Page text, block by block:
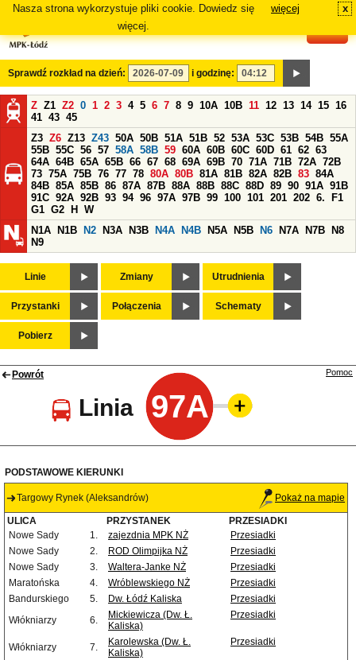
Nasza strona wykorzystuje pliki cookie. Dowiedz się
więcej.
więcej x
Sprawdź rozkład na dzień: i godzinę:
Z Z1 Z2 0 1 2 3 4 5 6 7 8 9 10A 10B 11 12 13 14 15 16
41 43 45
Z3 Z6 Z13 Z43 50A 50B 51A 51B 52 53A 53C 53B 54B 55A
55B 55C 56 57 58A 58B 59 60A 60B 60C 60D 61 62 63
64A 64B 65A 65B 66 67 68 69A 69B 70 71A 71B 72A 72B
73 75A 75B 76 77 78 80A 80B 81A 81B 82A 82B 83 84A
84B 85A 85B 86 87A 87B 88A 88B 88C 88D 89 90 91A 91B
91C 92A 92B 93 94 96 97A 97B 99 100 101 201 202 6.
F1
G1 G2 H
W
N1A
N1B N2 N3A N3B N4A N4B N5A N5B N6 N7A N7B
N8
N9
Linie Zmiany Utrudnienia
Przystanki Połączenia Schematy
Pobierz
Powrót
Linia 97A
Pomoc
PODSTAWOWE KIERUNKI
Targowy Rynek (Aleksandrów) Pokaż na mapie
ULICA PRZYSTANEK
PRZESIADKI
Nowe Sady
1. zajezdnia MPK NŻ
Przesiadki
Nowe Sady
2. ROD Olimpijka NŻ
Przesiadki
Nowe Sady
3. Waltera-Janke NŻ
Przesiadki
Maratońska
4. Wróblewskiego NŻ
Przesiadki
Bandurskiego
5. Dw. Łódź Kaliska
Przesiadki
Włókniarzy
6.
Mickiewicza (Dw. Ł.
Kaliska)
Przesiadki
Włókniarzy 7.
Karolewska (Dw. Ł.
Kaliska)
Przesiadki